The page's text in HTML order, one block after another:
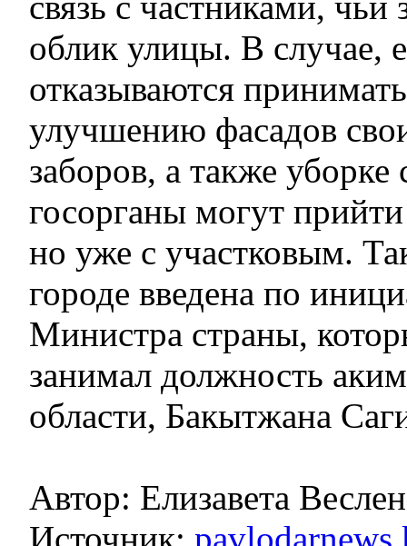
облик улицы. В случае,
отказываются
улучшению фасадов
заборов, а также уборке
госорганы могут
но уже с участковым.
городе введена по
Министра страны,
занимал должность
области, Бакытжана
Автор: Елизавета
Источник: